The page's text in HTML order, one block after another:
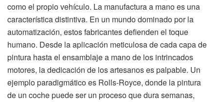
como el propio vehículo. La manufactura a mano es una
característica distintiva. En un mundo dominado por la
automatización, estos fabricantes defienden el toque
humano. Desde la aplicación meticulosa de cada capa de
pintura hasta el ensamblaje a mano de los intrincados
motores, la dedicación de los artesanos es palpable. Un
ejemplo paradigmático es Rolls-Royce, donde la pintura
de un coche puede ser un proceso que dura semanas,